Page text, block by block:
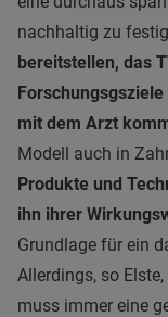
nachhaltig zu
bereitstellen, das
mit dem Arzt
Modell auch in
Produkte und
ihn ihrer
Grundlage für ein
Allerdings, so
muss immer eine